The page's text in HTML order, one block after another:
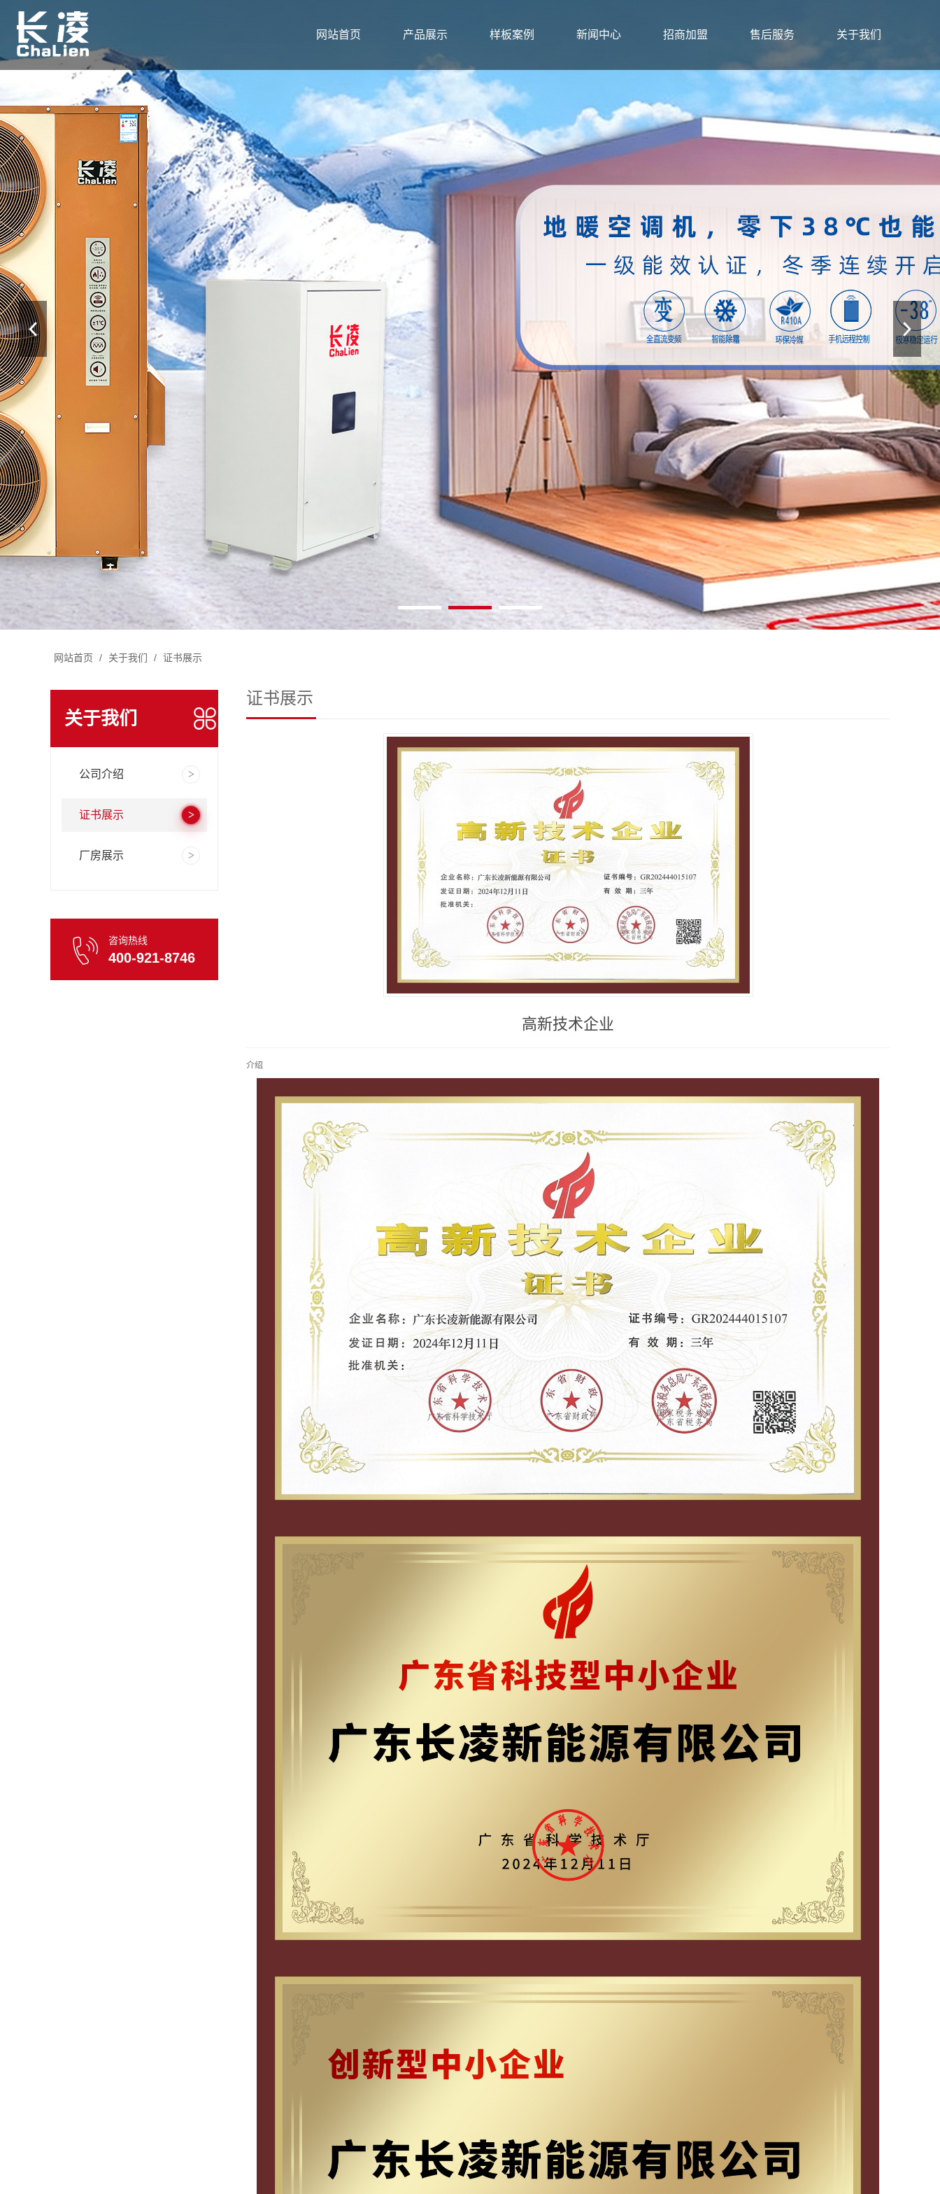
网站首页 产品展示 样板案例 新闻中心 招商加盟 售后服务 关于我们
网站首页 / 关于我们 / 证书展示
关于我们
公司介绍
证书展示
厂房展示
咨询热线
400-921-8746
证书展示
高新技术企业
介绍